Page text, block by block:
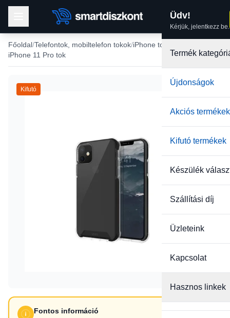
Üdv!
Kérjük, jelentkezz be.
Termék
Újdonságok
Akciós termékek
Kifutó termékek
Készülék
Szállítási díj
Üzleteink
Kapcsolat
Hasznos linkek
Főoldal Telefontok, mobiltelefon tokok iPhone tokok
iPhone 11 Pro tok
Fontos információ
Kifutó